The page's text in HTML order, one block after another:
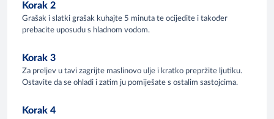
Korak 2
Grašak i slatki grašak kuhajte 5 minuta te ocijedite i također
prebacite uposudu s hladnom vodom.
Korak 3
Za preljev u tavi zagrijte maslinovo ulje i kratko prepržite ljutiku.
Ostavite da se ohladi i zatim ju pomiješate s ostalim sastojcima.
Korak 4